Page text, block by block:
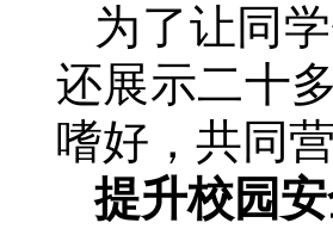
为了让同
还展示二十
嗜好，共同
提升校园